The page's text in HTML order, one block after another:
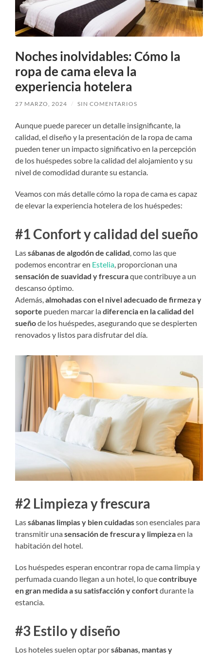
Noches inolvidables: Cómo la
ropa de cama eleva la
experiencia hotelera
27 MARZO, 2024 / SIN COMENTARIOS
Aunque puede parecer un detalle insignificante, la
calidad, el diseño y la presentación de la ropa de cama
pueden tener un impacto significativo en la percepción
de los huéspedes sobre la calidad del alojamiento y su
nivel de comodidad durante su estancia.
Veamos con más detalle cómo la ropa de cama es capaz
de elevar la experiencia hotelera de los huéspedes:
#1 Confort y calidad del sueño
Lassábanas de algodón de calidad, como las que
podemos encontrar en Estelia, proporcionan una
sensación de suavidad y frescuraque contribuye a un
descanso óptimo.
Además,almohadas con el nivel adecuado de firmeza y
soporte pueden marcar ladiferencia en la calidad del
sueñode los huéspedes, asegurando que se despierten
renovados y listos para disfrutar del día.
#2 Limpieza y frescura
Lassábanas limpias y bien cuidadasson esenciales para
transmitir unasensación de frescura y limpiezaen la
habitación del hotel.
Los huéspedes esperan encontrar ropa de cama limpia y
perfumada cuando llegan a un hotel, lo quecontribuye
en gran medida a su satisfacción y confortdurante la
estancia.
#3 Estilo y diseño
Los hoteles suelen optar porsábanas, mantas y